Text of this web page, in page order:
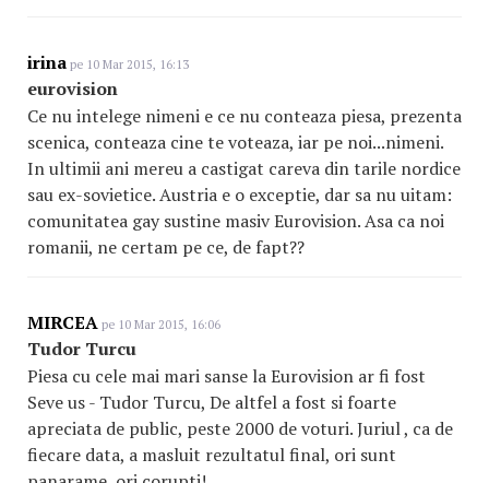
irina pe 10 Mar 2015, 16:13
eurovision
Ce nu intelege nimeni e ce nu conteaza piesa, prezenta
scenica, conteaza cine te voteaza, iar pe noi...nimeni.
In ultimii ani mereu a castigat careva din tarile nordice
sau ex-sovietice. Austria e o exceptie, dar sa nu uitam:
comunitatea gay sustine masiv Eurovision. Asa ca noi
romanii, ne certam pe ce, de fapt??
MIRCEA pe 10 Mar 2015, 16:06
Tudor Turcu
Piesa cu cele mai mari sanse la Eurovision ar fi fost
Seve us - Tudor Turcu, De altfel a fost si foarte
apreciata de public, peste 2000 de voturi. Juriul , ca de
fiecare data, a masluit rezultatul final, ori sunt